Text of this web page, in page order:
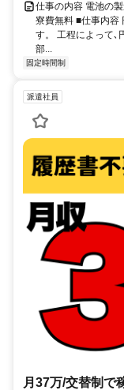
仕事の内容 電池の
寮費無料 ■仕事内容
す。 工程によって､
部...
固定時間制
派遣社員
月37万/交替制で